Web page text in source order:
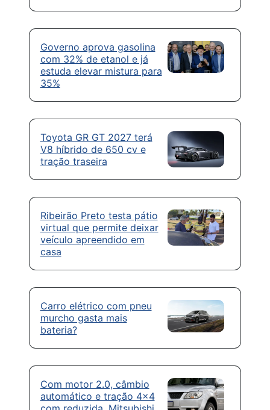
Governo aprova gasolina
com 32% de etanol e já
estuda elevar mistura para
35%
Toyota GR GT 2027 terá
V8 híbrido de 650 cv e
tração traseira
Ribeirão Preto testa pátio
virtual que permite deixar
veículo apreendido em
casa
Carro elétrico com pneu
murcho gasta mais
bateria?
Com motor 2.0, câmbio
automático e tração 4×4